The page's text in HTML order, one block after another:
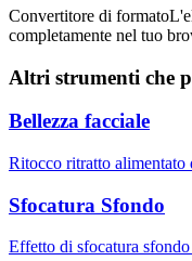
Convertitore di formato
completamente nel tuo
Altri strumenti che
Bellezza facciale
Ritocco ritratto alimentato
Sfocatura Sfondo
Effetto di sfocatura